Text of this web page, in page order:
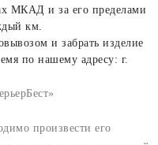
МКАД и за его пределами
км.
и забрать изделие
по нашему адресу: г.
произвести его